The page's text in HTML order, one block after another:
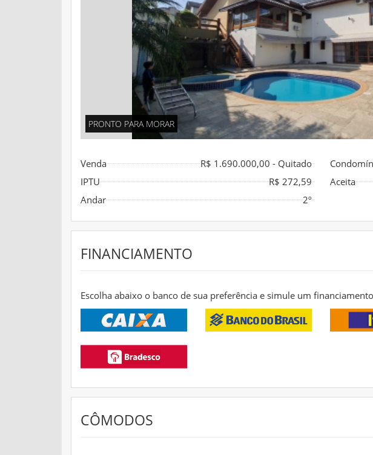
PRONTO PARA MORAR
Venda R$ 1.690.000,00 - Quitado
IPTU
R$ 272,59 Aceita
Andar
2º
FINANCIAMENTO
Escolha abaixo o banco de sua preferência e simule um
CÔMODOS